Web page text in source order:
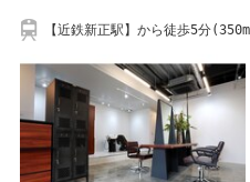
【近鉄新正駅】から徒歩5分